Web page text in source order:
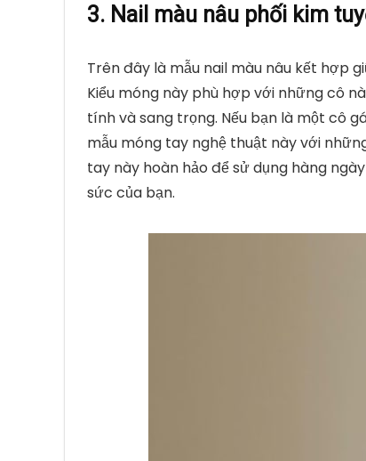
3. Nail màu nâu phối kim
Trên đây là mẫu nail màu nâu kết hợp
Kiểu móng này phù hợp với những cô
tính và sang trọng. Nếu bạn là một cô
mẫu móng tay nghệ thuật này với
tay này hoàn hảo để sử dụng hàng
sức của bạn.